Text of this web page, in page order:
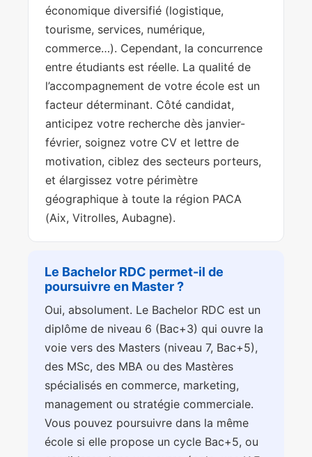
économique diversifié (logistique,
tourisme, services, numérique,
commerce…). Cependant, la concurrence
entre étudiants est réelle. La qualité de
l’accompagnement de votre école est un
facteur déterminant. Côté candidat,
anticipez votre recherche dès janvier-
février, soignez votre CV et lettre de
motivation, ciblez des secteurs porteurs,
et élargissez votre périmètre
géographique à toute la région PACA
(Aix, Vitrolles, Aubagne).
Le Bachelor RDC permet-il de
poursuivre en Master ?
Oui, absolument. Le Bachelor RDC est un
diplôme de niveau 6 (Bac+3) qui ouvre la
voie vers des Masters (niveau 7, Bac+5),
des MSc, des MBA ou des Mastères
spécialisés en commerce, marketing,
management ou stratégie commerciale.
Vous pouvez poursuivre dans la même
école si elle propose un cycle Bac+5, ou